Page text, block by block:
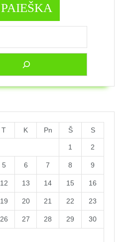
PAIEŠKA
T K Pn Š S
1 2
5 6 7 8 9
12 13 14 15 16
19 20 21 22 23
26 27 28 29 30